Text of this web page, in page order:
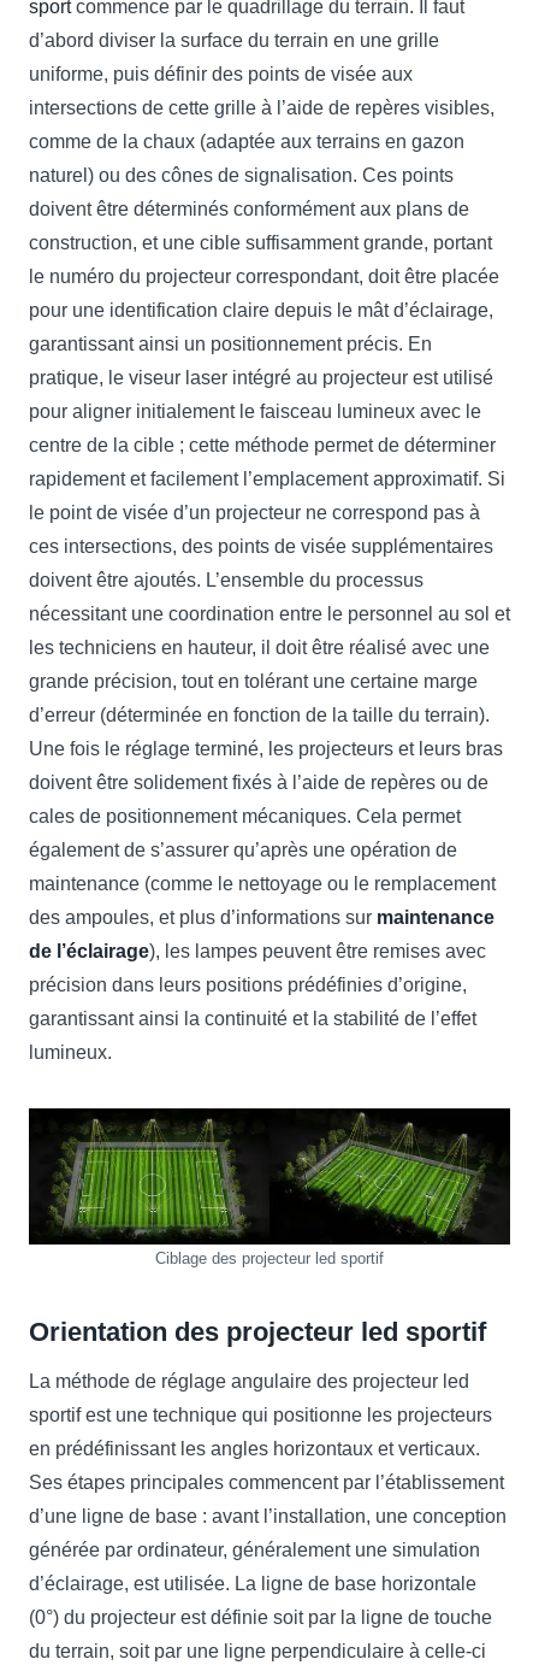
sportcommence par le quadrillage du terrain. Il faut
d’abord diviser la surface du terrain en une grille
uniforme, puis définir des points de visée aux
intersections de cette grille à l’aide de repères visibles,
comme de la chaux (adaptée aux terrains en gazon
naturel) ou des cônes de signalisation. Ces points
doivent être déterminés conformément aux plans de
construction, et une cible suffisamment grande, portant
le numéro du projecteur correspondant, doit être placée
pour une identification claire depuis le mât d’éclairage,
garantissant ainsi un positionnement précis. En
pratique, le viseur laser intégré au projecteur est utilisé
pour aligner initialement le faisceau lumineux avec le
centre de la cible ; cette méthode permet de déterminer
rapidement et facilement l’emplacement approximatif. Si
le point de visée d’un projecteur ne correspond pas à
ces intersections, des points de visée supplémentaires
doivent être ajoutés. L’ensemble du processus
nécessitant une coordination entre le personnel au sol et
les techniciens en hauteur, il doit être réalisé avec une
grande précision, tout en tolérant une certaine marge
d’erreur (déterminée en fonction de la taille du terrain).
Une fois le réglage terminé, les projecteurs et leurs bras
doivent être solidement fixés à l’aide de repères ou de
cales de positionnement mécaniques. Cela permet
également de s’assurer qu’après une opération de
maintenance (comme le nettoyage ou le remplacement
des ampoules, et plus d’informations sur maintenance
de l’éclairage), les lampes peuvent être remises avec
précision dans leurs positions prédéfinies d’origine,
garantissant ainsi la continuité et la stabilité de l’effet
lumineux.
Ciblage des projecteur led sportif
Orientation des projecteur led sportif
La méthode de réglage angulaire des projecteur led
sportif est une technique qui positionne les projecteurs
en prédéfinissant les angles horizontaux et verticaux.
Ses étapes principales commencent par l’établissement
d’une ligne de base : avant l’installation, une conception
générée par ordinateur, généralement une simulation
d’éclairage, est utilisée. La ligne de base horizontale
(0°) du projecteur est définie soit par la ligne de touche
du terrain, soit par une ligne perpendiculaire à celle-ci